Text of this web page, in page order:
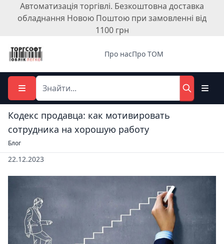
Автоматизація торгівлі. Безкоштовна доставка
обладнання Новою Поштою при замовленні від
1100 грн
Про насПро ТОМ
Кодекс продавца: как мотивировать
сотрудника на хорошую работу
Блог
22.12.2023